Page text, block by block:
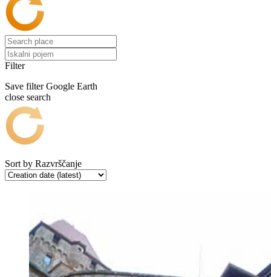
Filter
Save filter Google Earth
close search
Sort by Razvrščanje